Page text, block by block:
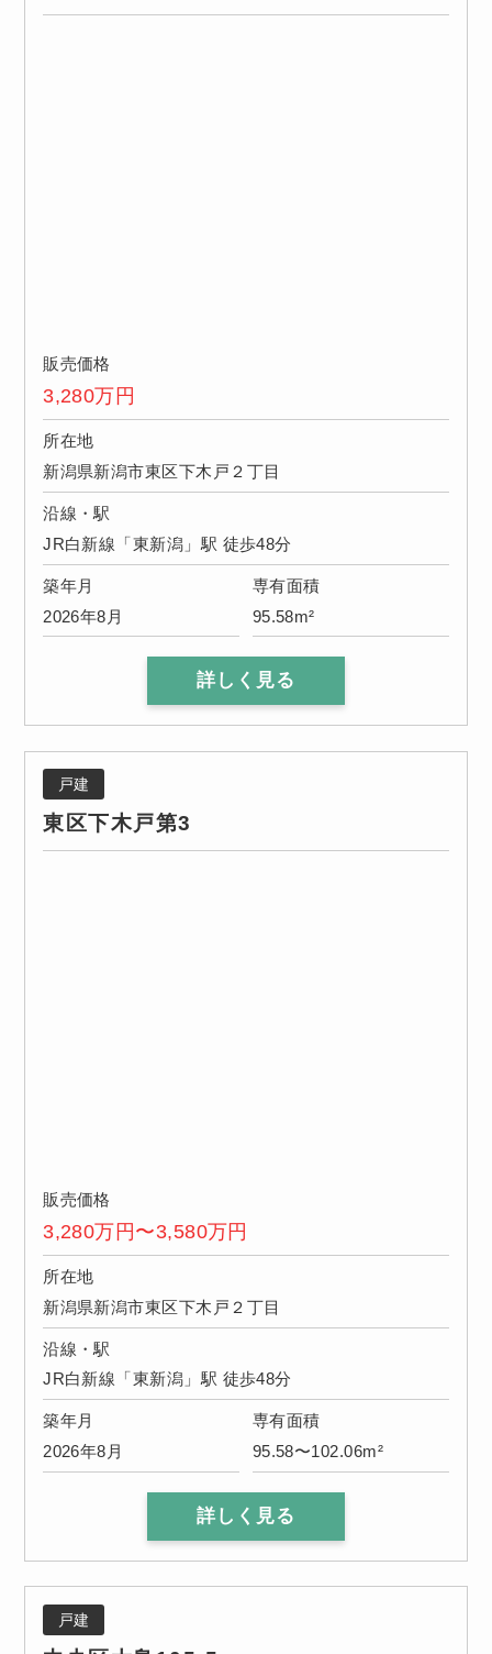
販売価格
3,280万円
所在地
新潟県新潟市東区下木戸２丁目
沿線・駅
JR白新線「東新潟」駅 徒歩48分
築年月
2026年8月
専有面積
95.58m²
詳しく見る
戸建
東区下木戸第3
販売価格
3,280万円〜3,580万円
所在地
新潟県新潟市東区下木戸２丁目
沿線・駅
JR白新線「東新潟」駅 徒歩48分
築年月
2026年8月
専有面積
95.58〜102.06m²
詳しく見る
戸建